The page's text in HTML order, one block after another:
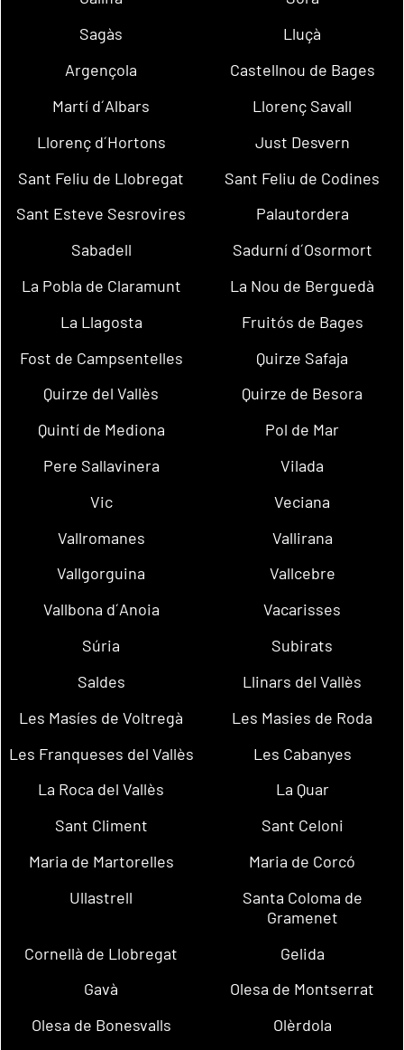
Sagàs
Lluçà
Argençola
Castellnou de Bages
Martí d´Albars
Llorenç Savall
Llorenç d´Hortons
Just Desvern
Sant Feliu de Llobregat
Sant Feliu de Codines
Sant Esteve Sesrovires
Palautordera
Sabadell
Sadurní d´Osormort
La Pobla de Claramunt
La Nou de Berguedà
La Llagosta
Fruitós de Bages
Fost de Campsentelles
Quirze Safaja
Quirze del Vallès
Quirze de Besora
Quintí de Mediona
Pol de Mar
Pere Sallavinera
Vilada
Vic
Veciana
Vallromanes
Vallirana
Vallgorguina
Vallcebre
Vallbona d´Anoia
Vacarisses
Súria
Subirats
Saldes
Llinars del Vallès
Les Masíes de Voltregà
Les Masies de Roda
Les Franqueses del Vallès
Les Cabanyes
La Roca del Vallès
La Quar
Sant Climent
Sant Celoni
Maria de Martorelles
Maria de Corcó
Ullastrell
Santa Coloma de
Gramenet
Cornellà de Llobregat
Gelida
Gavà
Olesa de Montserrat
Olesa de Bonesvalls
Olèrdola